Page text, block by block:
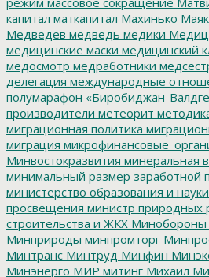
капитал маткапитал Махинько Маяк
Медведев медведь медики
медицинские маски медицинский
медосмотр медработники
делегация международные
полумарафон «Биробиджан-
производители метеорит
миграционная политика
миграция
Минвостокразвития минеральная
минимальный размер заработной
министерство образования и
просвещения министр природных
строительства и ЖКХ
Минприроды минпромторг
Минтранс Минтруд Минфин
Минэнерго МИР митинг Михаил